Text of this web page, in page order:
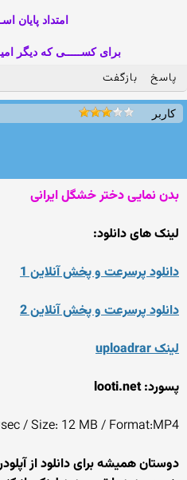
امتداد پایان
برای کســـــی که دیگر
پاسخ بازگفت
کاربر
بدن نمایی دختر خشگل ایرانی
لینک های دانلود:
دانلود پرسرعت و پخش آنلاین 1
دانلود پرسرعت و پخش آنلاین 2
لینک uploadrar
پسورد: looti.net
/ Size: 12 MB / Format:MP4